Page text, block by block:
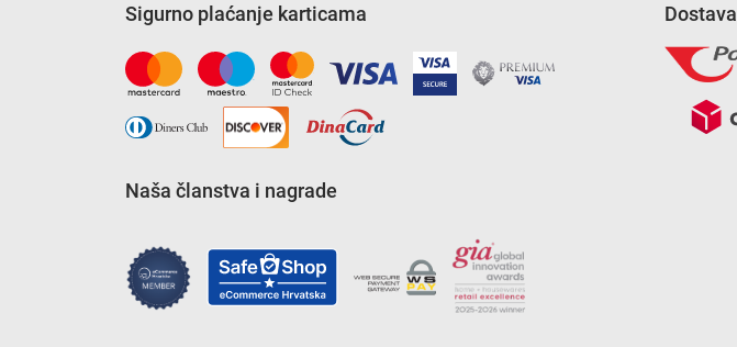
Sigurno plaćanje karticama
Naša članstva i nagrade
Dostava